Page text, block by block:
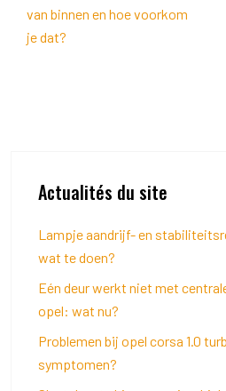
van binnen en hoe voorkom
je dat?
Actualités du site
Lampje aandrijf- en
wat te doen?
Eén deur werkt niet met
opel: wat nu?
Problemen bij opel corsa 1.0
symptomen?